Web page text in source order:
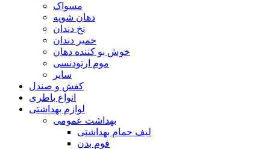
مسواک
دهان شویه
نخ دندان
خمیر دندان
خوش بو کننده دهان
موم ارتودنسی
سایر
کفش و صندل
انواع باطری
لوازم بهداشتی
بهداشت عمومی
لیف حمام بهداشتی
فوم بدن